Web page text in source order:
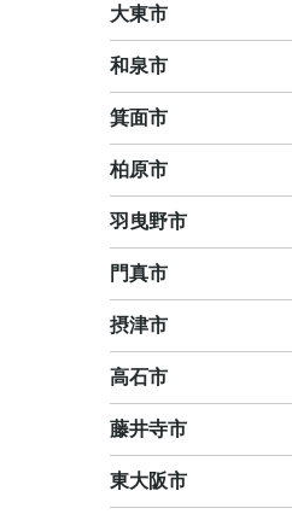
大東市
和泉市
箕面市
柏原市
羽曳野市
門真市
摂津市
高石市
藤井寺市
東大阪市